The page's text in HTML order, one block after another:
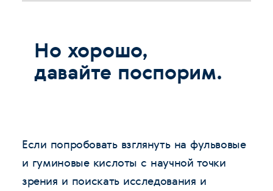
Но хорошо,
давайте поспорим.
Если попробовать взглянуть на фульвовые
и гуминовые кислоты с научной точки
зрения и поискать исследования и